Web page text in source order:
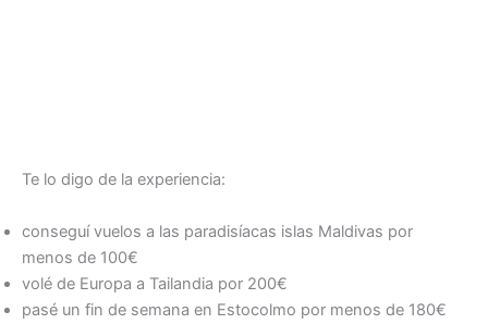
Te lo digo de la experiencia:
conseguí vuelos a las paradisíacas islas Maldivas por
menos de 100€
volé de Europa a Tailandia por 200€
pasé un fin de semana en Estocolmo por menos de 180€